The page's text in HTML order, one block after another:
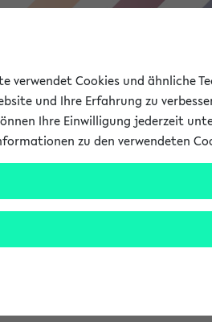
Forschung
Das
verwendet Cookies und ähnliche
und Ihre Erfahrung zu
Ihre Einwilligung jederzeit
zu den verwendeten